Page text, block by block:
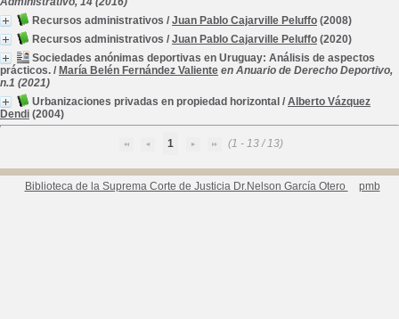
Recursos administrativos / Juan Pablo Cajarville Peluffo (2008)
Recursos administrativos / Juan Pablo Cajarville Peluffo (2020)
Sociedades anónimas deportivas en Uruguay: Análisis de aspectos
prácticos. / María Belén Fernández Valiente en Anuario de Derecho Deportivo,
n.1 (2021)
Urbanizaciones privadas en propiedad horizontal / Alberto Vázquez
Dendi (2004)
1 (1 - 13 / 13)
Biblioteca de la Suprema Corte de Justicia Dr.Nelson García Otero pmb